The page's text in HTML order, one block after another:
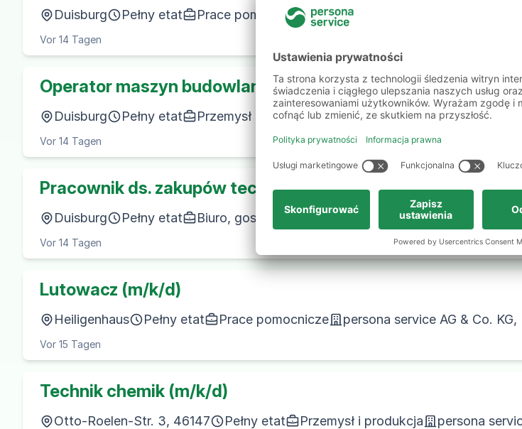
Duisburg Pełny etat Prace pomocnicze persona service AG & Co. KG,
Vor 14 Tagen
Operator maszyn budowlanych (m/k/d)
Duisburg Pełny etat Przemysł i produkcja persona service AG & Co. KG,
Vor 14 Tagen
Pracownik ds. zakupów technicznych (m/k/d)
Duisburg Pełny etat Biuro, gospodarka i administracja persona service
Vor 14 Tagen
Lutowacz (m/k/d)
Heiligenhaus Pełny etat Prace pomocnicze persona service AG & Co.
Vor 15 Tagen
Technik chemik (m/k/d)
Otto-Roelen-Str. 3, 46147 Pełny etat Przemysł i produkcja persona